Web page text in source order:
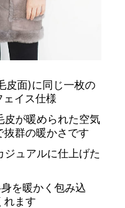
皮面)に同じ一枚の
ェイス仕様
皮が暖められた空気
抜群の暖かさです
ュアルに仕上げた
を暖かく包み込
れます